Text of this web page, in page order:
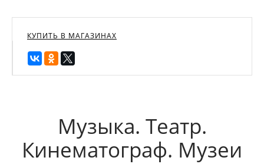
КУПИТЬ В МАГАЗИНАХ
Музыка. Театр.
Кинематограф. Музеи